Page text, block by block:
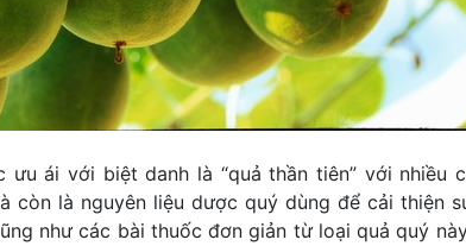
ái với biệt danh là “quả thần tiên” với nhiều
còn là nguyên liệu dược quý dùng để cải thiện
như các bài thuốc đơn giản từ loại quả quý